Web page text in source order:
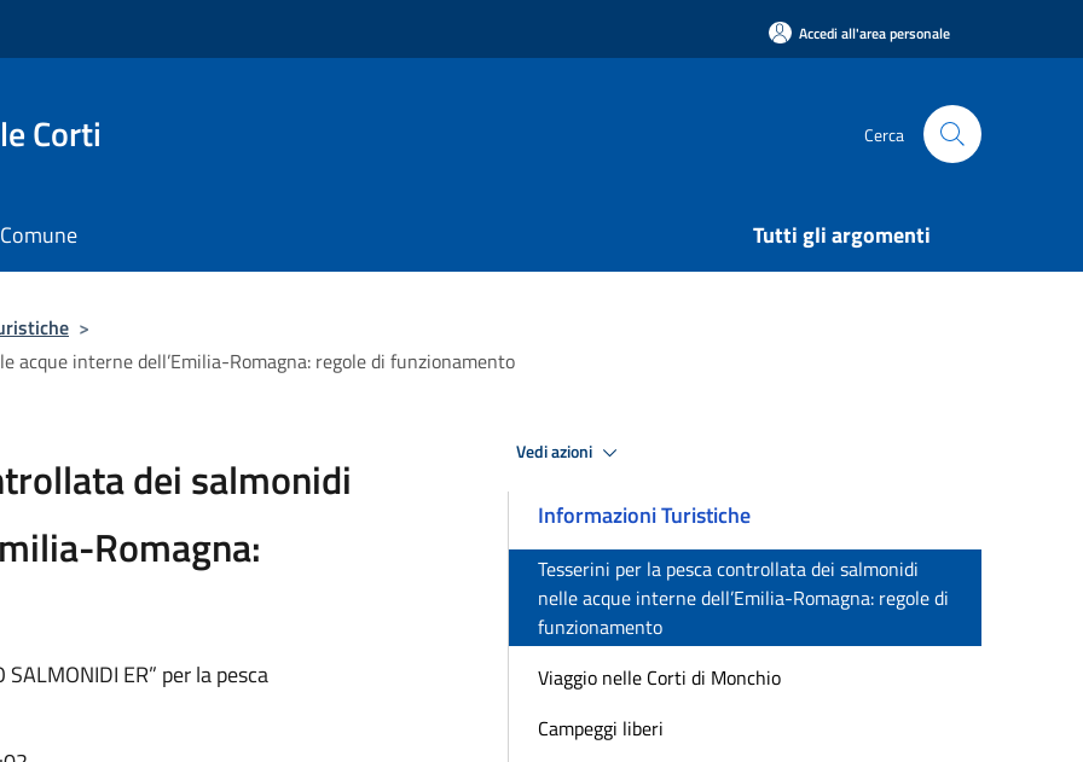
Accedi all'area personale
Corti Cerca
Tutti gli argomenti
>
acque interne dell’Emilia-Romagna: regole di funzionamento
dei salmonidi
Romagna:
ER” per la pesca
Vedi azioni
Informazioni Turistiche
Tesserini per la pesca controllata dei salmonidi
nelle acque interne dell’Emilia-Romagna: regole di
funzionamento
Viaggio nelle Corti di Monchio
Campeggi liberi